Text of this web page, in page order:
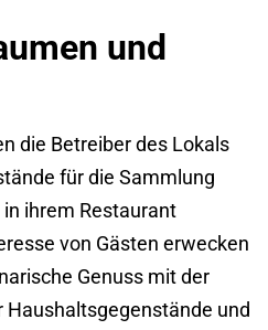
und
die Betreiber des Lokals
für die Sammlung
ihrem Restaurant
von Gästen erwecken
Genuss mit der
und